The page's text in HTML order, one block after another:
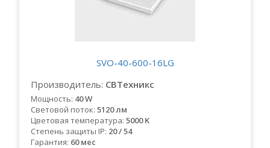
SVO-40-600-16LG
Производитель: СВТехникс
Мощность: 40 W
Световой поток: 5120 лм
Цветовая температура: 5000 K
Степень защиты IP: 20 / 54
Гарантия: 60 мес